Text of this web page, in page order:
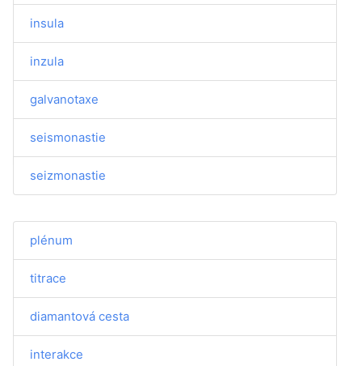
insula
inzula
galvanotaxe
seismonastie
seizmonastie
plénum
titrace
diamantová cesta
interakce